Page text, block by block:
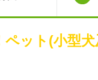
ット(小型